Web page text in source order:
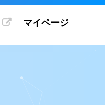
マイページ